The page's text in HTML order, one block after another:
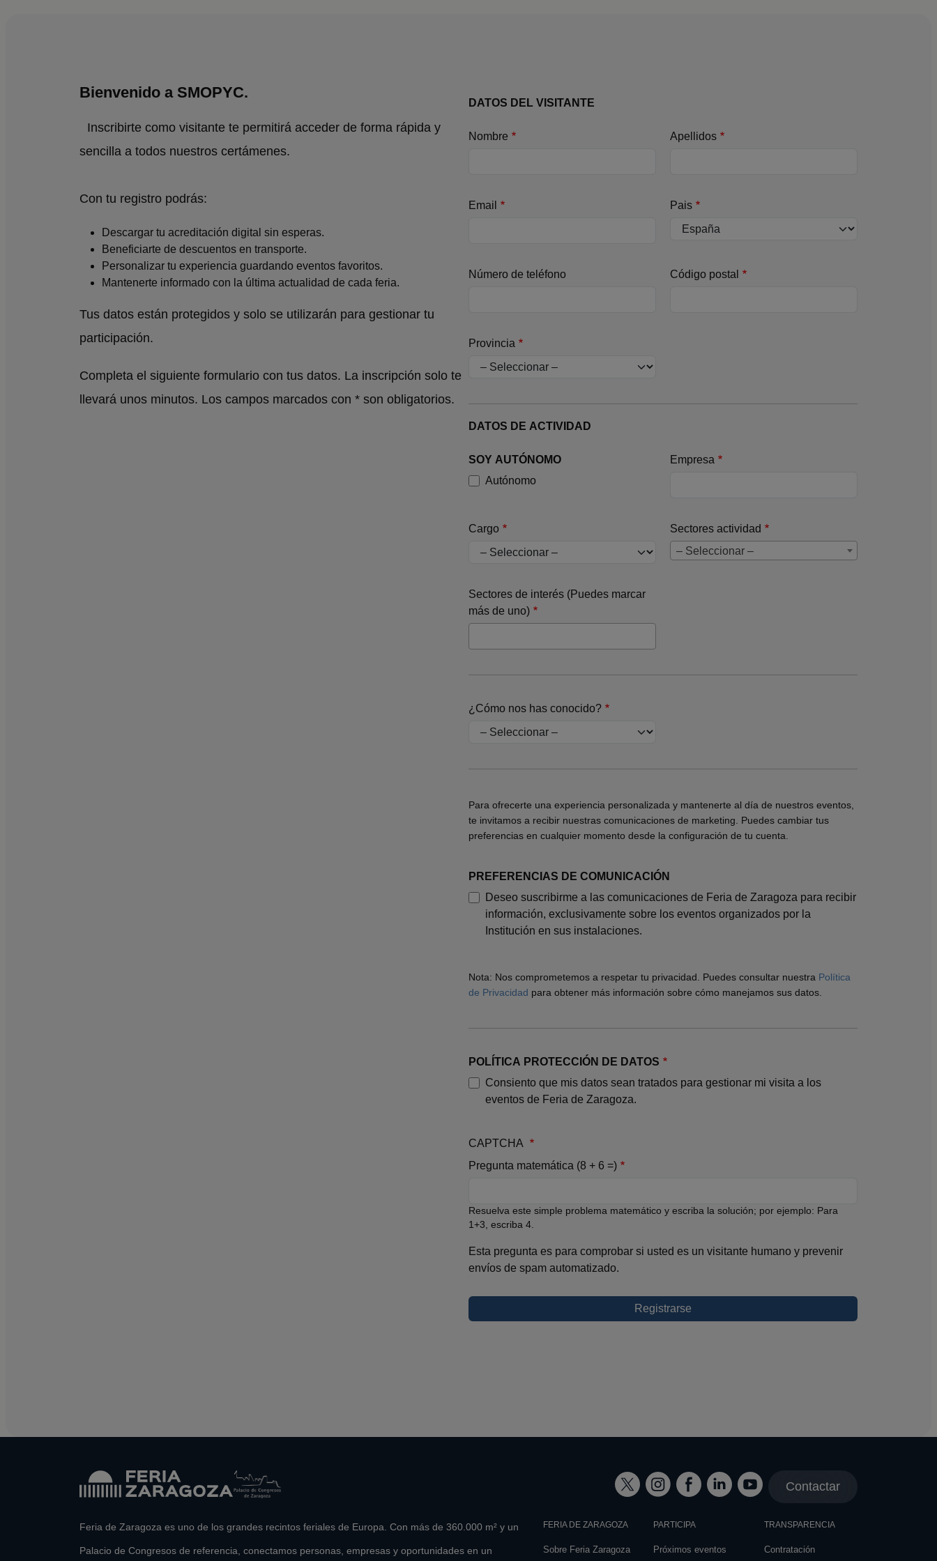
Bienvenido a SMOPYC.
Inscribirte como visitante te permitirá acceder de forma rápida y
sencilla a todos nuestros certámenes.
Con tu registro podrás:
Descargar tu acreditación digital sin esperas.
Beneficiarte de descuentos en transporte.
Personalizar tu experiencia guardando eventos favoritos.
Mantenerte informado con la última actualidad de cada feria.
Tus datos están protegidos y solo se utilizarán para gestionar tu
participación.
Completa el siguiente formulario con tus datos. La inscripción solo te
llevará unos minutos. Los campos marcados con * son obligatorios.
DATOS DEL VISITANTE
Nombre Apellidos
Email Pais
Número de teléfono Código postal
Provincia
DATOS DE ACTIVIDAD
SOY AUTÓNOMO
Autónomo
Empresa
Cargo
Sectores actividad
– Seleccionar –
Sectores de interés (Puedes marcar
más de uno)
¿Cómo nos has conocido?
Para ofrecerte una experiencia personalizada y mantenerte al día de nuestros eventos,
te invitamos a recibir nuestras comunicaciones de marketing. Puedes cambiar tus
preferencias en cualquier momento desde la configuración de tu cuenta.
PREFERENCIAS DE COMUNICACIÓN
Deseo suscribirme a las comunicaciones de Feria de Zaragoza para recibir
información, exclusivamente sobre los eventos organizados por la
Institución en sus instalaciones.
Nota: Nos comprometemos a respetar tu privacidad. Puedes consultar nuestra Política
de Privacidad para obtener más información sobre cómo manejamos sus datos.
POLÍTICA PROTECCIÓN DE DATOS
Consiento que mis datos sean tratados para gestionar mi visita a los
eventos de Feria de Zaragoza.
CAPTCHA
Pregunta matemática (8 + 6 =)
Resuelva este simple problema matemático y escriba la solución; por ejemplo: Para
1+3, escriba 4.
Esta pregunta es para comprobar si usted es un visitante humano y prevenir
envíos de spam automatizado.
Feria de Zaragoza es uno de los grandes recintos feriales de Europa. Con más de 360.000 m² y un
Palacio de Congresos de referencia, conectamos personas, empresas y oportunidades en un
Contactar
FERIA DE ZARAGOZA
Sobre Feria Zaragoza
PARTICIPA
Próximos eventos
TRANSPARENCIA
Contratación